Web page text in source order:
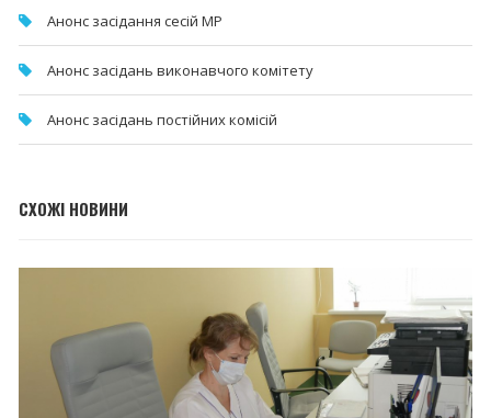
Анонс засідання сесій МР
Анонс засідань виконавчого комітету
Анонс засідань постійних комісій
СХОЖІ НОВИНИ